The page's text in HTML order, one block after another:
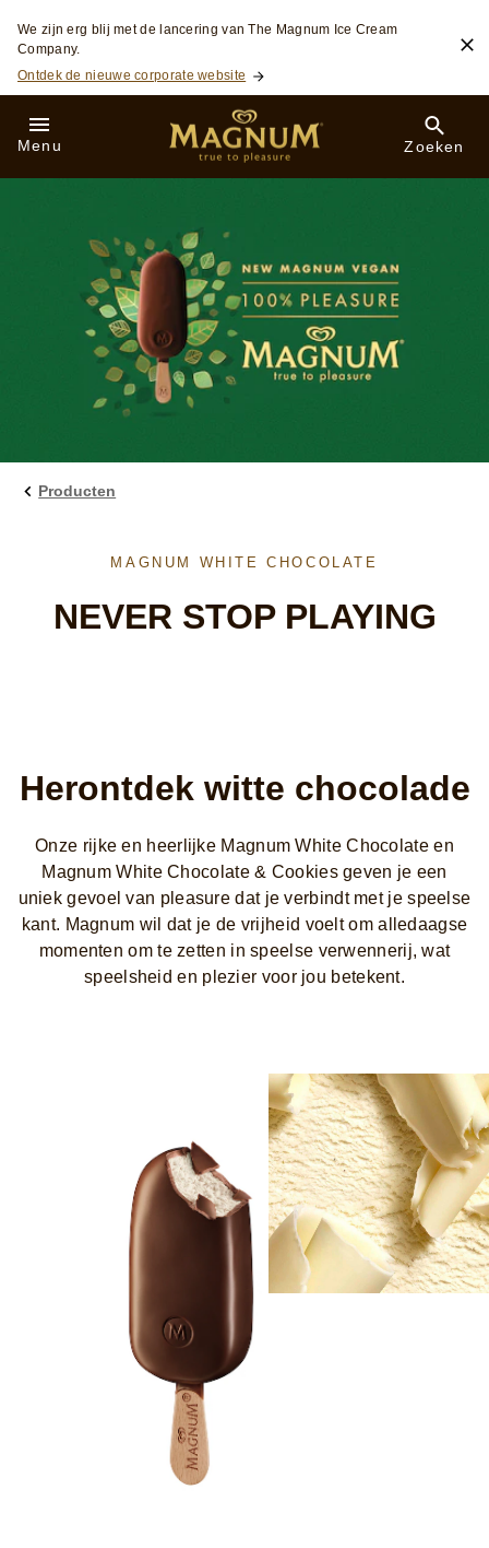
Skip to:
We zijn erg blij met de lancering van The Magnum Ice Cream
Company.
Ontdek de nieuwe corporate website
Menu Zoeken
Producten
MAGNUM WHITE CHOCOLATE
NEVER STOP PLAYING
Herontdek witte chocolade
Onze rijke en heerlijke Magnum White Chocolate en
Magnum White Chocolate & Cookies geven je een
uniek gevoel van pleasure dat je verbindt met je speelse
kant. Magnum wil dat je de vrijheid voelt om alledaagse
momenten om te zetten in speelse verwennerij, wat
speelsheid en plezier voor jou betekent.